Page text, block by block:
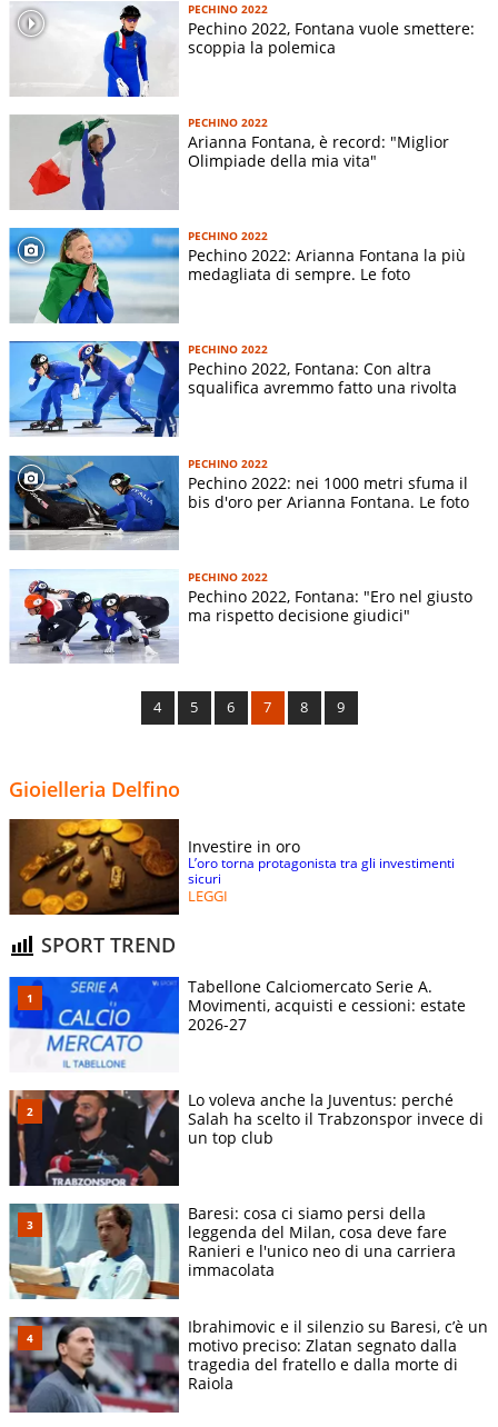
PECHINO 2022
Pechino 2022, Fontana vuole smettere:
scoppia la polemica
PECHINO 2022
Arianna Fontana, è record: "Miglior
Olimpiade della mia vita"
PECHINO 2022
Pechino 2022: Arianna Fontana la più
medagliata di sempre. Le foto
PECHINO 2022
Pechino 2022, Fontana: Con altra
squalifica avremmo fatto una rivolta
PECHINO 2022
Pechino 2022: nei 1000 metri sfuma il
bis d'oro per Arianna Fontana. Le foto
PECHINO 2022
Pechino 2022, Fontana: "Ero nel giusto
ma rispetto decisione giudici"
4 5 6 7 8 9
Gioielleria Delfino
Investire in oro
L’oro torna protagonista tra gli investimenti
sicuri
LEGGI
SPORT TREND
Tabellone Calciomercato Serie A.
Movimenti, acquisti e cessioni: estate
2026-27
Lo voleva anche la Juventus: perché
Salah ha scelto il Trabzonspor invece di
un top club
Baresi: cosa ci siamo persi della
leggenda del Milan, cosa deve fare
Ranieri e l'unico neo di una carriera
immacolata
Ibrahimovic e il silenzio su Baresi, c’è un
motivo preciso: Zlatan segnato dalla
tragedia del fratello e dalla morte di
Raiola